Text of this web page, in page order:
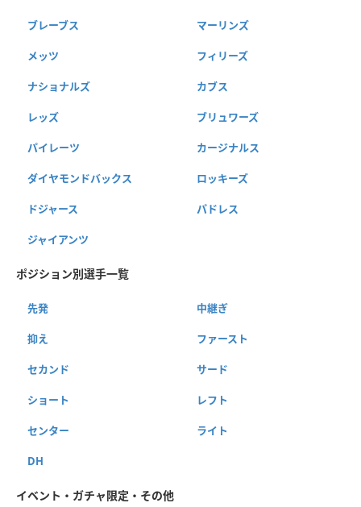
ブレーブス マーリンズ
メッツ フィリーズ
ナショナルズ カブス
レッズ ブリュワーズ
パイレーツ カージナルス
ダイヤモンドバックス ロッキーズ
ドジャース パドレス
ジャイアンツ
ポジション別選手一覧
先発 中継ぎ
抑え ファースト
セカンド サード
ショート レフト
センター ライト
DH
イベント・ガチャ限定・その他